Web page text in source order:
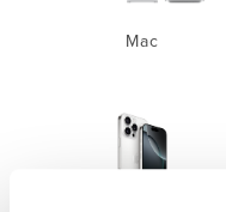
Mac